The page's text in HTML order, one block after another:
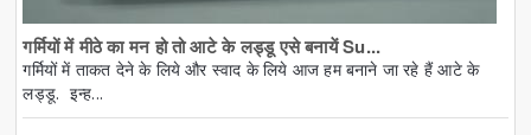
गर्मियों में मीठे का मन हो तो आटे के लड्डू एसे बनायें Su...
गर्मियों में ताकत देने के लिये और स्वाद के लिये आज हम बनाने जा रहे हैं आटे के
लड्डू. इन्ह...